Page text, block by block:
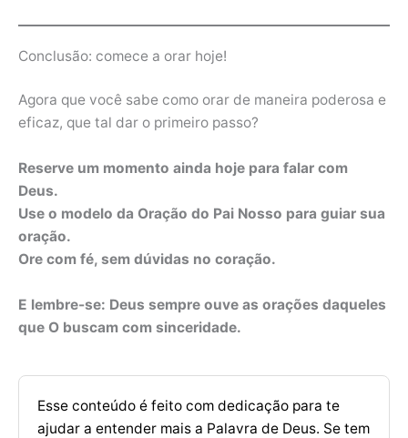
Conclusão: comece a orar hoje!
Agora que você sabe como orar de maneira poderosa e
eficaz, que tal dar o primeiro passo?
Reserve um momento ainda hoje para falar com
Deus.
Use o modelo da Oração do Pai Nosso para guiar sua
oração.
Ore com fé, sem dúvidas no coração.
E lembre-se: Deus sempre ouve as orações daqueles
que O buscam com sinceridade.
Esse conteúdo é feito com dedicação para te
ajudar a entender mais a Palavra de Deus. Se tem